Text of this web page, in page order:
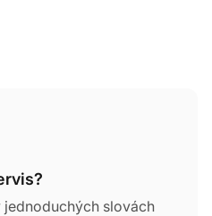
slovách